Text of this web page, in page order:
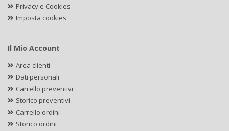
Privacy e Cookies
Imposta cookies
Il Mio Account
Area clienti
Dati personali
Carrello preventivi
Storico preventivi
Carrello ordini
Storico ordini